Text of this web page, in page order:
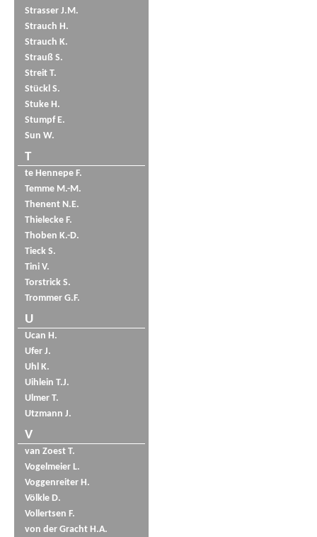
Strasser J.M.
Strauch H.
Strauch K.
Strauß S.
Streit T.
Stückl S.
Stuke H.
Stumpf E.
Sun W.
T
te Hennepe F.
Temme M.-M.
Thenent N.E.
Thielecke F.
Thoben K.-D.
Tieck S.
Tini V.
Torstrick S.
Trommer G.F.
U
Ucan H.
Ufer J.
Uhl K.
Uihlein T.J.
Ulmer T.
Utzmann J.
V
van Zoest T.
Vogelmeier L.
Voggenreiter H.
Völkle D.
Vollertsen F.
von der Gracht H.A.